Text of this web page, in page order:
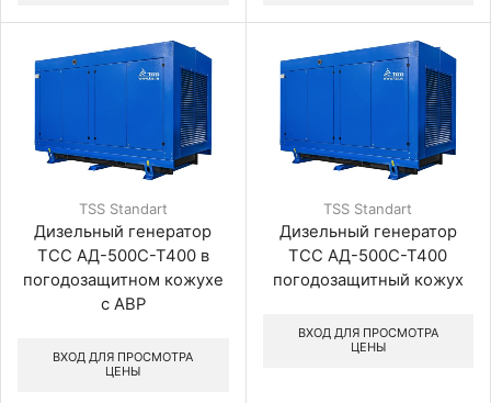
TSS Standart
Дизельный генератор
ТСС АД-500С-Т400 в
погодозащитном кожухе
с АВР
ВХОД ДЛЯ ПРОСМОТРА
ЦЕНЫ
TSS Standart
Дизельный генератор
ТСС АД-500С-Т400
погодозащитный кожух
ВХОД ДЛЯ ПРОСМОТРА
ЦЕНЫ